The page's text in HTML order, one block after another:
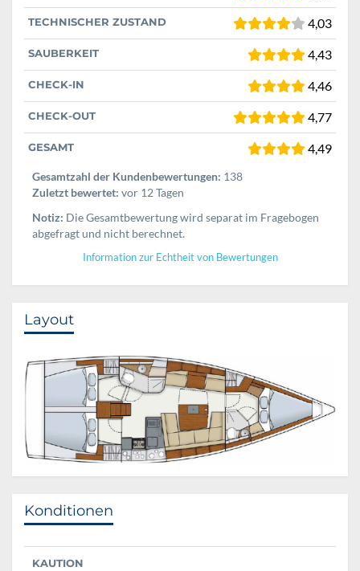
TECHNISCHER ZUSTAND 4,03
SAUBERKEIT 4,43
CHECK-IN 4,46
CHECK-OUT 4,77
GESAMT 4,49
Gesamtzahl der Kundenbewertungen: 138
Zuletzt bewertet: vor 12 Tagen
Notiz: Die Gesamtbewertung wird separat im Fragebogen
abgefragt und nicht berechnet.
Information zur Echtheit von Bewertungen
Layout
Konditionen
KAUTION